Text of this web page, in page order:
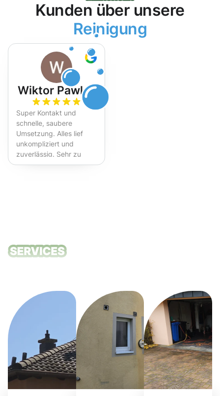
Kunden über unsere
Reinigung
Wiktor Pawlak
Super Kontakt und
schnelle, saubere
Umsetzung. Alles lief
unkompliziert und
zuverlässig. Sehr zu
empfehlen!